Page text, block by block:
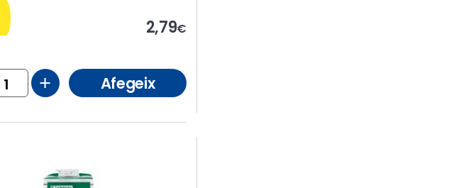
2,79€
+ Afegeix